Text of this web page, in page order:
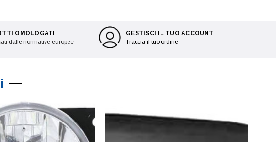
OMOLOGATI
dalle normative europee
GESTISCI IL TUO ACCOUNT
Traccia il tuo ordine